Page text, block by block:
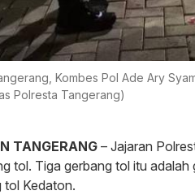
Kombes Pol Ade Ary
Polresta Tangerang)
TANGERANG– Jajaran
tol. Tiga gerbang tol itu
tol Kedaton.